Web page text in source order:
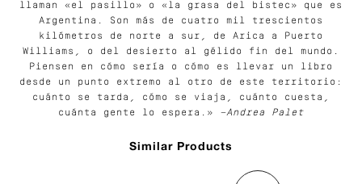
llaman «el pasillo» o «la grasa del bistec» que es
Argentina. Son más de cuatro mil trescientos
kilómetros de norte a sur, de Arica a Puerto
Williams, o del desierto al gélido fin del mundo.
Piensen en cómo sería o cómo es llevar un libro
desde un punto extremo al otro de este territorio:
cuánto se tarda, cómo se viaja, cuánto cuesta,
cuánta gente lo espera.» —Andrea Palet
Similar Products